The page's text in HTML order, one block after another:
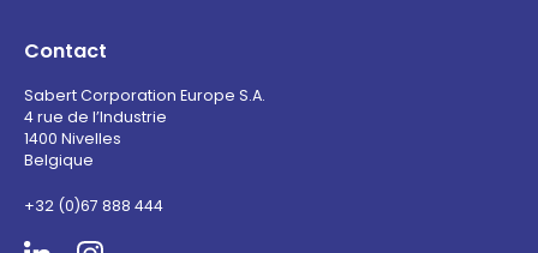
Contact
Sabert Corporation Europe S.A.
4 rue de l’Industrie
1400 Nivelles
Belgique
+32 (0)67 888 444